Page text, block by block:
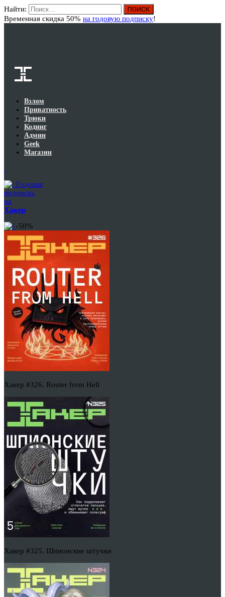
Найти:
Временная скидка 50% на годовую подписку!
Взлом
Приватность
Трюки
Кодинг
Админ
Geek
Магазин
Годовая
подписка
на
Хакер
-50%
Хакер #326. Router from Hell
Хакер #325. Шпионские штучки